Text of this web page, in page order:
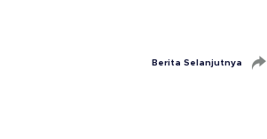
Berita Selanjutnya